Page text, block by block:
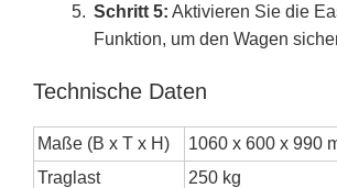
Schritt 5: Aktivieren Sie die
Funktion, um den Wagen
Technische Daten
Maße (B x T x H)
1060 x 600 x 990
Traglast
250 kg